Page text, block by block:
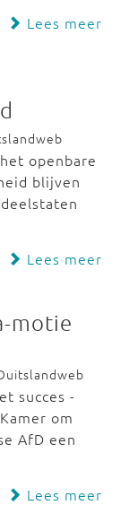
Lees meer
openbare
blijven
Lees meer
motie
succes -
om
AfD een
Lees meer